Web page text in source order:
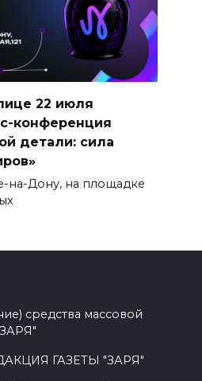
22 июля
конференция
детали: сила
на-Дону, на площадке
средства массовой
ГАЗЕТЫ "ЗАРЯ"